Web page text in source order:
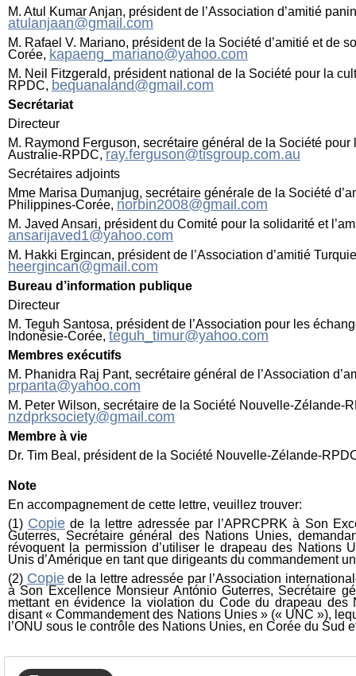
M. Atul Kumar Anjan, président de l’Association d’amitié
atulanjaan@gmail.com
M. Rafael V. Mariano, président de la Société d’amitié et de
Corée, kapaeng_mariano@yahoo.com
M. Neil Fitzgerald, président national de la Société pour la
RPDC, bequanaland@gmail.com
Secrétariat
Directeur
M. Raymond Ferguson, secrétaire général de la Société pour
Australie-RPDC, ray.ferguson@tisgroup.com.au
Secrétaires adjoints
Mme Marisa Dumanjug, secrétaire générale de la Société
Philippines-Corée, norbin2008@gmail.com
M. Javed Ansari, président du Comité pour la solidarité et
ansarijaved1@yahoo.com
M. Hakki Ergincan, président de l’Association d’amitié
heergincan@gmail.com
Bureau d’information publique
Directeur
M. Teguh Santosa, président de l’Association pour les
Indonésie-Corée, teguh_timur@yahoo.com
Membres exécutifs
M. Phanidra Raj Pant, secrétaire général de l’Association
prpanta@yahoo.com
M. Peter Wilson, secrétaire de la Société Nouvelle-Zélande-
nzdprksociety@gmail.com
Membre à vie
Dr. Tim Beal, présidentde la Société Nouvelle-Zélande-
Note
En accompagnement de cette lettre, veuillez trouver:
(1) Copie de la lettre adressée par l’APRCPRK à Son
Guterres, Secrétaire général des Nations Unies,
révoquent la permission d’utiliser le drapeau des Nations
Unis d’Amérique en tant que dirigeants du commandement
(2) Copiede la lettre adressée par l’Association
à Son Excellence Monsieur António Guterres, Secrétaire
mettant en évidence la violation du Code du drapeau des
disant « Commandement des Nations Unies » (« UNC »),
l’ONU sous le contrôle des Nations Unies, en Corée du Sud